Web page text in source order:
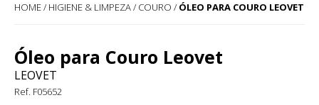
HOME/ HIGIENE & LIMPEZA/ COURO / ÓLEO PARA COURO LEOVET
Óleo para Couro Leovet
LEOVET
Ref. F05652